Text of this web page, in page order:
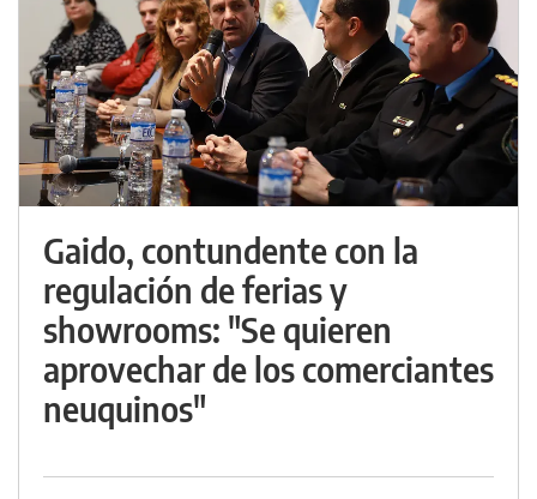
Gaido, contundente con la
regulación de ferias y
showrooms: "Se quieren
aprovechar de los comerciantes
neuquinos"